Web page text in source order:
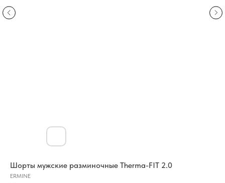
Шорты мужские разминочные Therma-FIT 2.0
ERMINE